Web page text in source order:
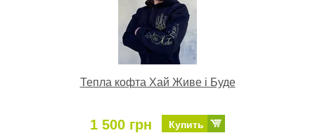
Тепла кофта Хай Живе і Буде
1 500 грн Купить